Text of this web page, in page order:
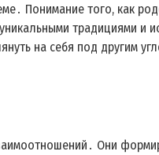
Понимание того, как
традициями и
на себя под другим
Они